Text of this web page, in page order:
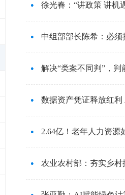
徐光春：“讲政策 讲机
中组部部长陈希：必
解决“类案不同判”，判
数据资产凭证释放红
2.64亿！老年人力资源
农业农村部：夯实乡